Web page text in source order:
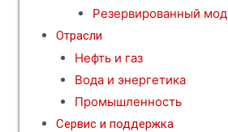
Резервированный
Отрасли
Нефть и газ
Вода и энергетика
Промышленность
Сервис и поддержка